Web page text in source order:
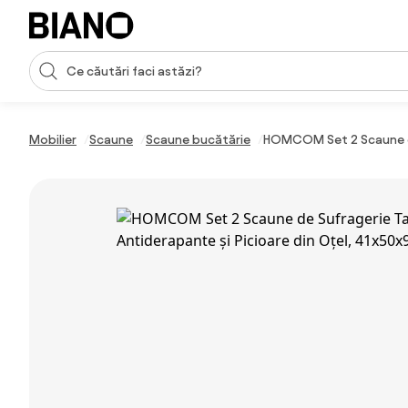
Sari peste navigare, accesează conținutul
Introducerea căutării
Mobilier Scaune Scaune bucătărie HOMCOM Set 2